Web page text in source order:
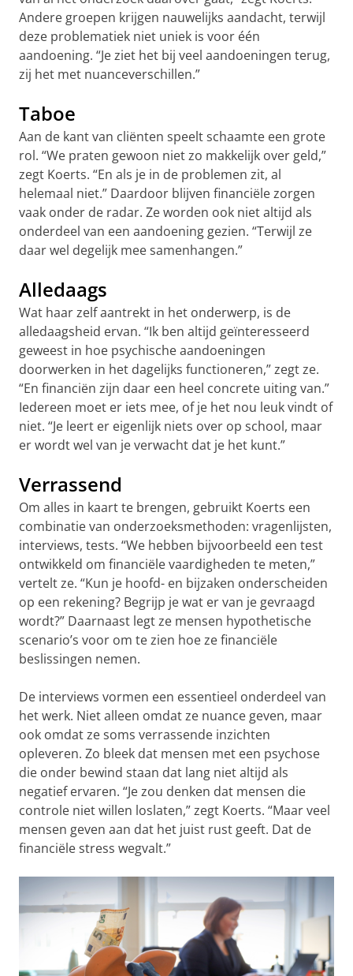
Andere groepen krijgen nauwelijks aandacht, terwijl
deze problematiek niet uniek is voor één
aandoening. “Je ziet het bij veel aandoeningen terug,
zij het met nuanceverschillen.”
Taboe
Aan de kant van cliënten speelt schaamte een grote
rol. “We praten gewoon niet zo makkelijk over geld,”
zegt Koerts. “En als je in de problemen zit, al
helemaal niet.” Daardoor blijven financiële zorgen
vaak onder de radar. Ze worden ook niet altijd als
onderdeel van een aandoening gezien. “Terwijl ze
daar wel degelijk mee samenhangen.”
Alledaags
Wat haar zelf aantrekt in het onderwerp, is de
alledaagsheid ervan. “Ik ben altijd geïnteresseerd
geweest in hoe psychische aandoeningen
doorwerken in het dagelijks functioneren,” zegt ze.
“En financiën zijn daar een heel concrete uiting van.”
Iedereen moet er iets mee, of je het nou leuk vindt of
niet. “Je leert er eigenlijk niets over op school, maar
er wordt wel van je verwacht dat je het kunt.”
Verrassend
Om alles in kaart te brengen, gebruikt Koerts een
combinatie van onderzoeksmethoden: vragenlijsten,
interviews, tests. “We hebben bijvoorbeeld een test
ontwikkeld om financiële vaardigheden te meten,”
vertelt ze. “Kun je hoofd- en bijzaken onderscheiden
op een rekening? Begrijp je wat er van je gevraagd
wordt?” Daarnaast legt ze mensen hypothetische
scenario’s voor om te zien hoe ze financiële
beslissingen nemen.
De interviews vormen een essentieel onderdeel van
het werk. Niet alleen omdat ze nuance geven, maar
ook omdat ze soms verrassende inzichten
opleveren. Zo bleek dat mensen met een psychose
die onder bewind staan dat lang niet altijd als
negatief ervaren. “Je zou denken dat mensen die
controle niet willen loslaten,” zegt Koerts. “Maar veel
mensen geven aan dat het juist rust geeft. Dat de
financiële stress wegvalt.”